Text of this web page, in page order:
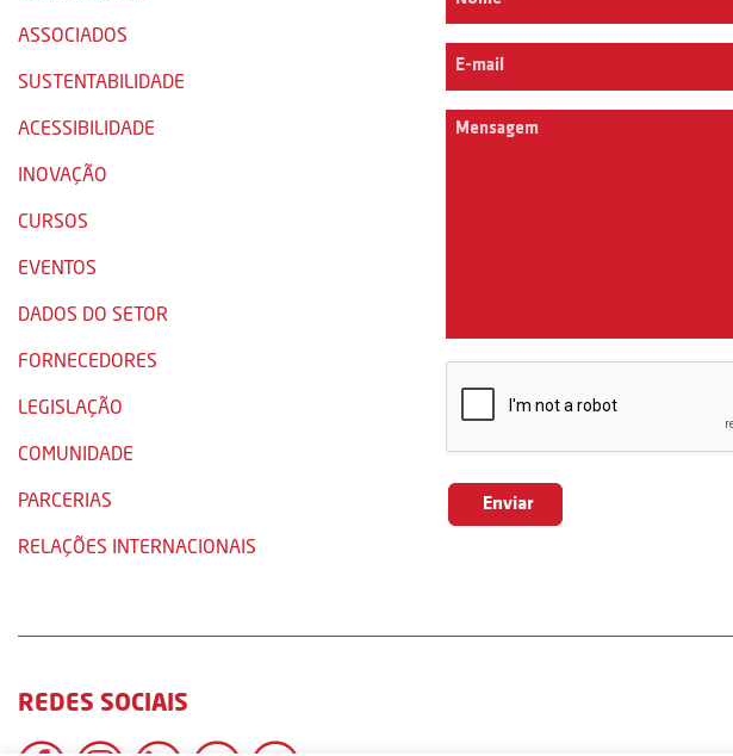
ASSOCIADOS
SUSTENTABILIDADE
ACESSIBILIDADE
INOVAÇÃO
CURSOS
EVENTOS
DADOS DO SETOR
FORNECEDORES
LEGISLAÇÃO
COMUNIDADE
PARCERIAS
RELAÇÕES INTERNACIONAIS
REDES SOCIAIS